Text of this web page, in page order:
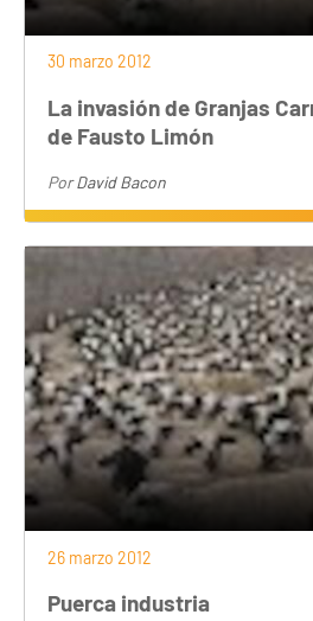
30 marzo 2012
La invasión de Granjas
de Fausto Limón
PorDavid Bacon
26 marzo 2012
Puerca industria